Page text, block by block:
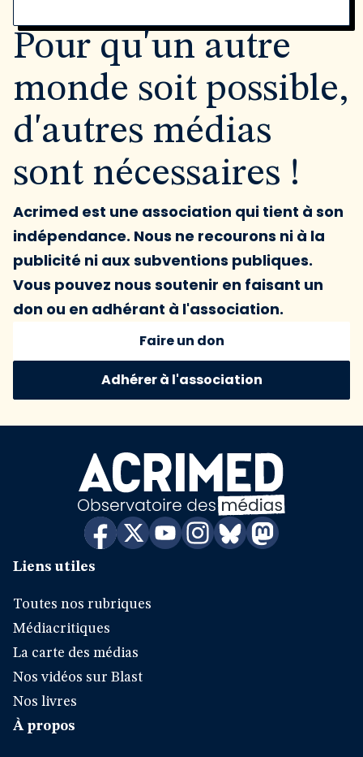
Pour qu'un autre
monde soit possible,
d'autres médias
sont nécessaires !
Acrimed est une association qui tient à son
indépendance. Nous ne recourons ni à la
publicité ni aux subventions publiques.
Vous pouvez nous soutenir en faisant un
don ou en adhérant à l'association.
Faire un don
Adhérer à l'association
Liens utiles
Toutes nos rubriques
Médiacritiques
La carte des médias
Nos vidéos sur Blast
Nos livres
À propos